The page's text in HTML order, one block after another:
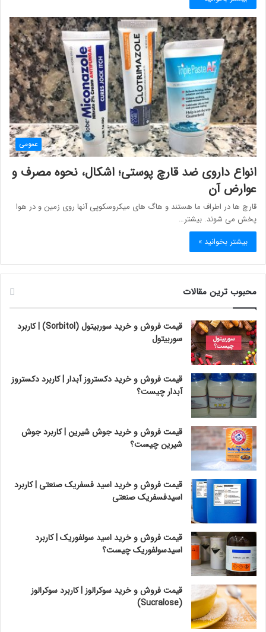
عمومی
انواع داروی ضد قارچ پوستی؛ اشکال، نحوه مصرف و
عوارض آن
قارچ ها در اطراف ما هستند و هاگ های میکروسکوپی آنها روی زمین و در هوا
پخش می شوند. بیشتر…
بیشتر بخوانید »
محبوب ترین مقالات
قیمت فروش و خرید سوربیتول (Sorbitol) | کاربرد
سوربیتول
قیمت فروش و خرید دکستروز آبدار | کاربرد دکستروز
آبدار چیست؟
قیمت فروش و خرید جوش شیرین | کاربرد جوش
شیرین چیست؟
قیمت فروش و خرید اسید فسفریک صنعتی | کاربرد
اسیدفسفریک صنعتی
قیمت فروش و خرید اسید سولفوریک | کاربرد
اسیدسولفوریک چیست؟
قیمت فروش و خرید سوکرالوز | کاربرد سوکرالوز
(Sucralose)